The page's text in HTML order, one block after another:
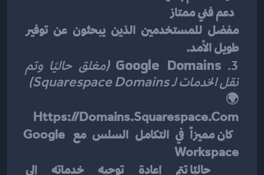
  دعم فني ممتاز
مفضل للمستخدمين الذين يبحثون عن توفير
طويل الأمد.
3.
Google Domains (مغلق حاليًا وتم
نقل الخدمات لـ Squarespace Domains)
Https://domains.squarespace.com
كان مميزاً في التكامل السلس مع Google
Workspace